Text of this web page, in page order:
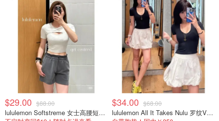
$29.00 $88.00
lululemon Softstreme 女士高腰短裤 10cm
$34.00 $68.00
lululemon All It Takes Nulu 罗纹V领短袖T恤